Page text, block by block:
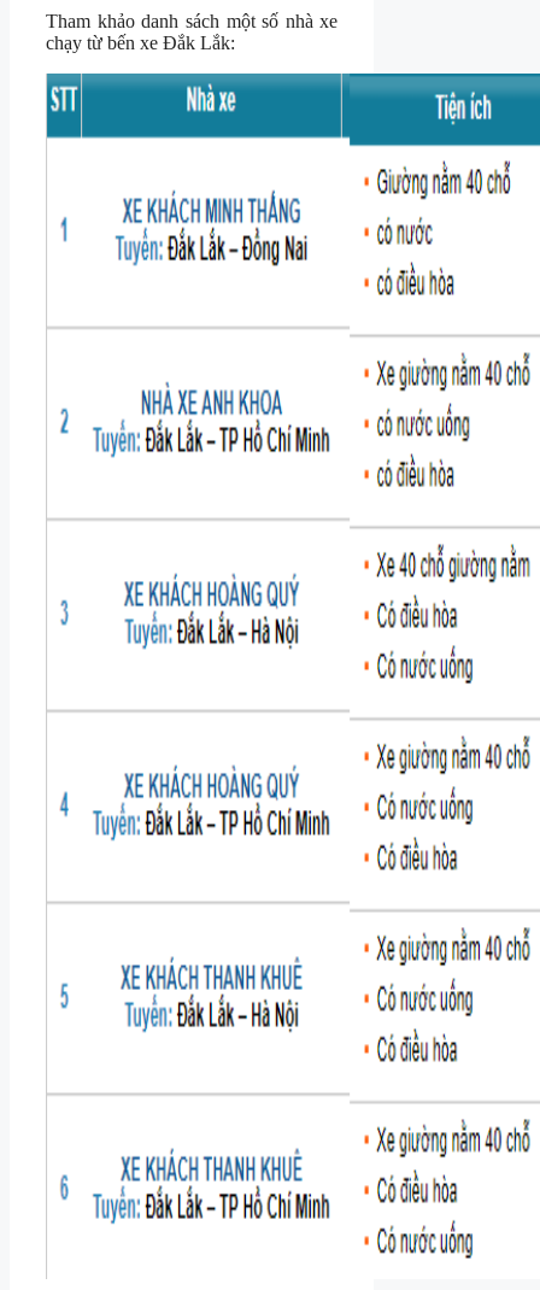
Tham khảo danh sách một số nhà xe
chạy từ bến xe Đắk Lắk: